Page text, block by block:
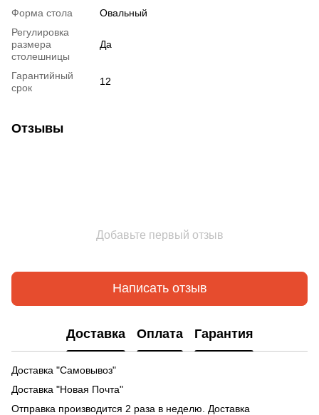
Форма стола
Овальный
Регулировка
размера
столешницы
Да
Гарантийный
срок
12
Отзывы
Добавьте первый отзыв
Написать отзыв
Доставка Оплата Гарантия
Доставка "Самовывоз"
Доставка "Новая Почта"
Отправка производится 2 раза в неделю. Доставка